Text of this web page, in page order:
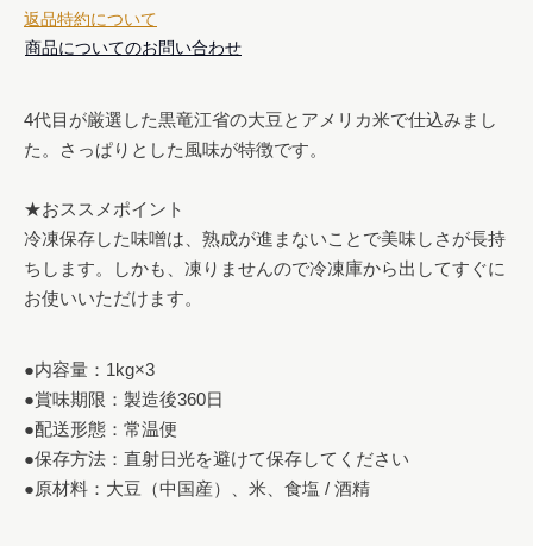
返品特約について
商品についてのお問い合わせ
4代目が厳選した黒竜江省の大豆とアメリカ米で仕込みまし
た。さっぱりとした風味が特徴です。
★おススメポイント
冷凍保存した味噌は、熟成が進まないことで美味しさが長持
ちします。しかも、凍りませんので冷凍庫から出してすぐに
お使いいただけます。
●内容量：1kg×3
●賞味期限：製造後360日
●配送形態：常温便
●保存方法：直射日光を避けて保存してください
●原材料：大豆（中国産）、米、食塩 / 酒精